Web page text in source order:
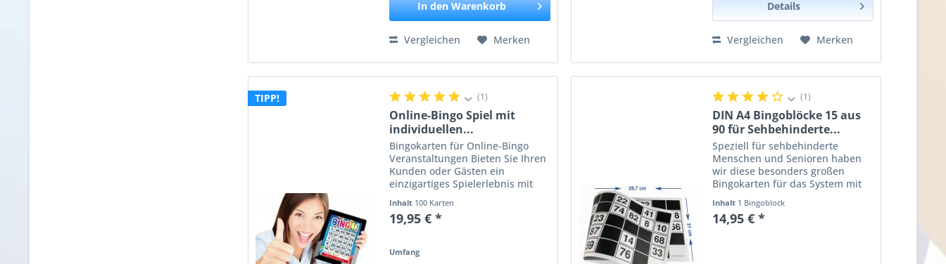
In den Warenkorb
Vergleichen Merken
Details
Vergleichen Merken
TIPP! (1)
Online-Bingo Spiel mit
individuellen...
Bingokarten für Online-Bingo
Veranstaltungen Bieten Sie Ihren
Kunden oder Gästen ein
einzigartiges Spielerlebnis mit
Downloaden an. Egal ob Sie eine
Weihnachtsfeier, eine
Radioshow...
Inhalt 100 Karten
19,95 € *
Umfang
(1)
DIN A4 Bingoblöcke 15 aus
90 für Sehbehinderte...
Speziell für sehbehinderte
Menschen und Senioren haben
wir diese besonders großen
Bingokarten für das System mit
90 Kugeln. Auf jedem DIN A4
Blatt sind 15 Zahlen aus 90
Zahlen abgedruckt. Die dunklen
Inhalt 1 Bingoblock
14,95 € *